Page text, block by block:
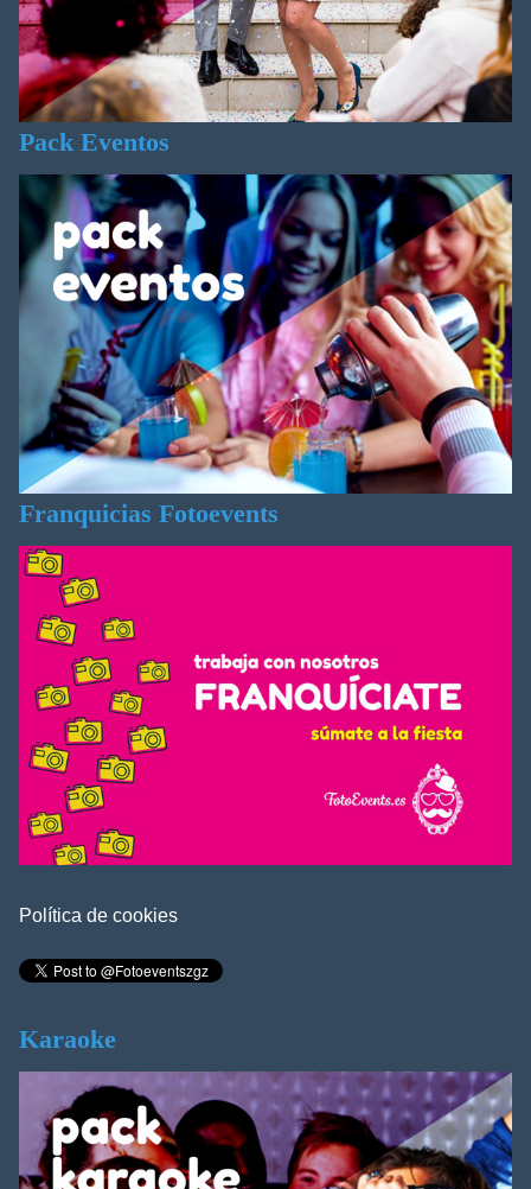
Pack Eventos
Franquicias Fotoevents
Política de cookies
Karaoke